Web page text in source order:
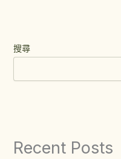
搜尋
Recent Posts